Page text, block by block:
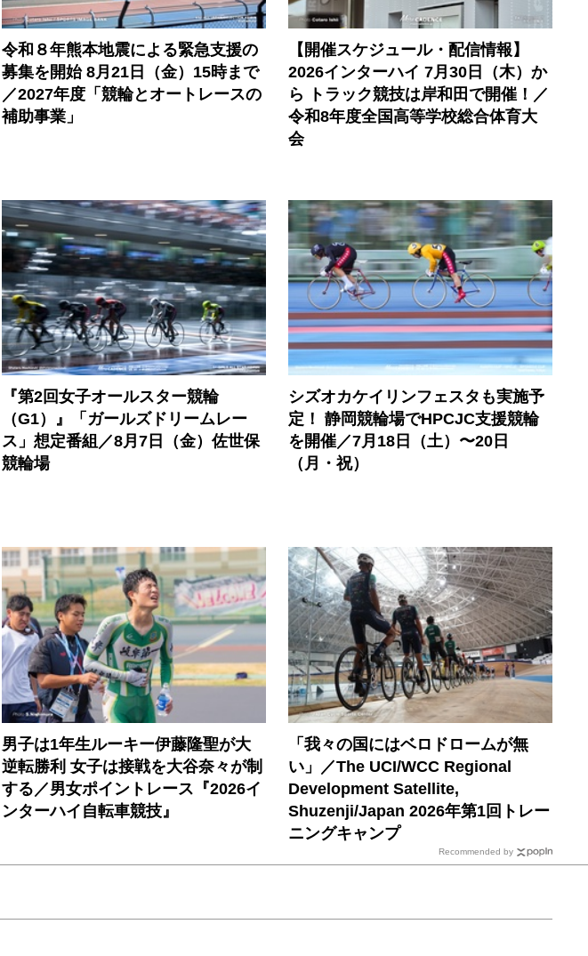
令和８年熊本地震による緊急支援の
募集を開始 8月21日（金）15時まで
／2027年度「競輪とオートレースの
補助事業」
【開催スケジュール・配信情報】
2026インターハイ 7月30日（木）か
ら トラック競技は岸和田で開催！／
令和8年度全国高等学校総合体育大
会
『第2回女子オールスター競輪
（G1）』「ガールズドリームレー
ス」想定番組／8月7日（金）佐世保
競輪場
シズオカケイリンフェスタも実施予
定！ 静岡競輪場でHPCJC支援競輪
を開催／7月18日（土）〜20日
（月・祝）
男子は1年生ルーキー伊藤隆聖が大
逆転勝利 女子は接戦を大谷奈々が制
する／男女ポイントレース『2026イ
ンターハイ自転車競技』
「我々の国にはベロドロームが無
い」／The UCI/WCC Regional
Development Satellite,
Shuzenji/Japan 2026年第1回トレー
ニングキャンプ
Recommended by